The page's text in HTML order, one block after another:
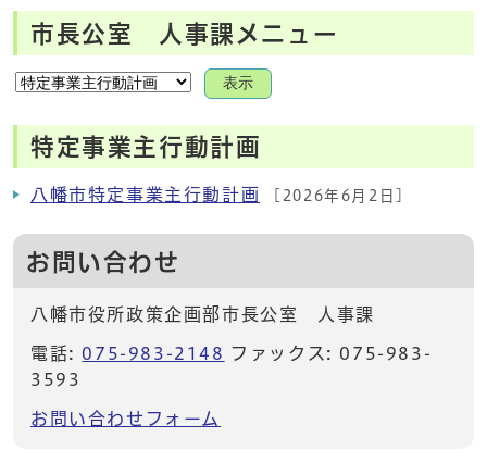
市長公室 人事課メニュー
表示
特定事業主行動計画
八幡市特定事業主行動計画 [2026年6月2日]
お問い合わせ
八幡市役所政策企画部市長公室 人事課
電話: 075-983-2148 ファックス: 075-983-
3593
お問い合わせフォーム